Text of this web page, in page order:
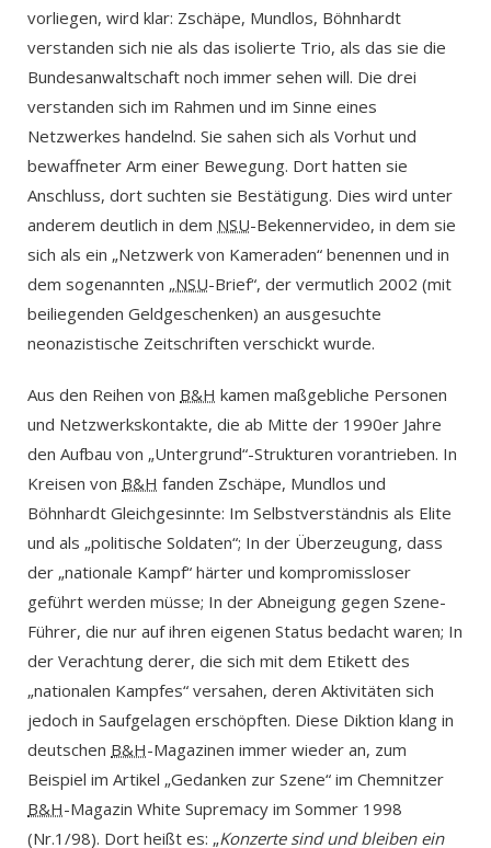
vorliegen, wird klar: Zschäpe, Mundlos, Böhnhardt
verstanden sich nie als das isolierte Trio, als das sie die
Bundesanwaltschaft noch immer sehen will. Die drei
verstanden sich im Rahmen und im Sinne eines
Netzwerkes handelnd. Sie sahen sich als Vorhut und
bewaffneter Arm einer Bewegung. Dort hatten sie
Anschluss, dort suchten sie Bestätigung. Dies wird unter
anderem deutlich in dem NSU-Bekennervideo, in dem sie
sich als ein „Netzwerk von Kameraden“ benennen und in
dem sogenannten „NSU-Brief“, der vermutlich 2002 (mit
beiliegenden Geldgeschenken) an ausgesuchte
neonazistische Zeitschriften verschickt wurde.
Aus den Reihen von B&H kamen maßgebliche Personen
und Netzwerkskontakte, die ab Mitte der 1990er Jahre
den Aufbau von „Untergrund“-Strukturen vorantrieben. In
Kreisen von B&H fanden Zschäpe, Mundlos und
Böhnhardt Gleichgesinnte: Im Selbstverständnis als Elite
und als „politische Soldaten“; In der Überzeugung, dass
der „nationale Kampf“ härter und kompromissloser
geführt werden müsse; In der Abneigung gegen Szene-
Führer, die nur auf ihren eigenen Status bedacht waren; In
der Verachtung derer, die sich mit dem Etikett des
„nationalen Kampfes“ versahen, deren Aktivitäten sich
jedoch in Saufgelagen erschöpften. Diese Diktion klang in
deutschen B&H-Magazinen immer wieder an, zum
Beispiel im Artikel „Gedanken zur Szene“ im Chemnitzer
B&H-Magazin White Supremacy im Sommer 1998
(Nr.1/98). Dort heißt es: „Konzerte sind und bleiben ein